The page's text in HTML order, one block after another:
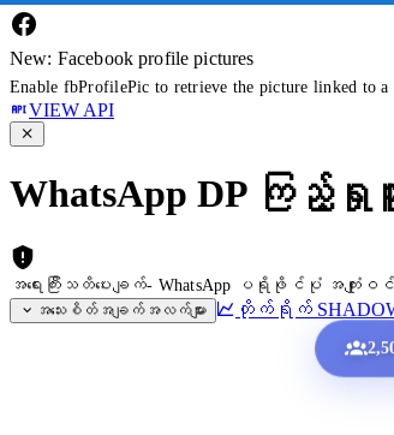
New: Facebook profile pictures
Enable fbProfilePic to retrieve the picture linked to a
VIEW API
WhatsApp DP က
အရေးကြီးသတိပေးချက်- WhatsApp ပရိုဖိုင်ပုံ အကျုံးဝ
အသေးစိတ်အချက်အလက်များ
တိုက်ရိုက်